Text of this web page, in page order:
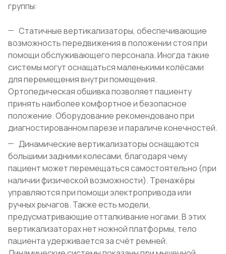
группы:
Статичные вертикализаторы, обеспечивающие
возможность передвижения в положении стоя при
помощи обслуживающего персонала. Иногда такие
системы могут оснащаться маленькими колёсами
для перемещения внутри помещения.
Ортопедическая обшивка позволяет пациенту
принять наиболее комфортное и безопасное
положение. Оборудование рекомендовано при
диагностированном парезе и параличе конечностей.
Динамические вертикализаторы оснащаются
большими задними колесами, благодаря чему
пациент может перемещаться самостоятельно (при
наличии физической возможности). Тренажёры
управляются при помощи электропривода или
ручных рычагов. Также есть модели,
предусматривающие отталкивание ногами. В этих
вертикализаторах нет ножной платформы, тело
пациента удерживается за счёт ремней.